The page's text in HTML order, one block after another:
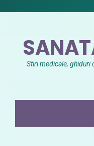
Stiri medicale, ghiduri